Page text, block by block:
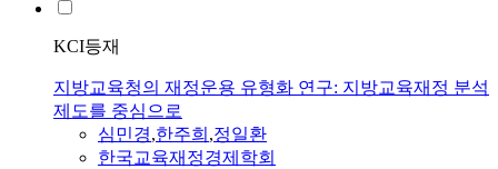
KCI등재
지방교육청의 재정운용 유형화 연구: 지방교육재정 분석
제도를 중심으로
심민경,한주희 ,정일환
한국교육재정경제학회